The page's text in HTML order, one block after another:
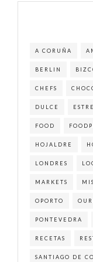
A CORUÑA
BERLIN
CHEFS
DULCE
FOOD
HOJALDRE
LONDRES
MARKETS
OPORTO
PONTEVEDRA
RECETAS
SANTIAGO DE